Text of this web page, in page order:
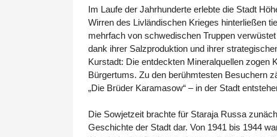
Im Laufe der Jahrhunderte erlebte die Stadt
Wirren des Livländischen Krieges hinterließen
mehrfach von schwedischen Truppen
dank ihrer Salzproduktion und ihrer
Kurstadt: Die entdeckten Mineralquellen
Bürgertums. Zu den berühmtesten Besuchern
„Die Brüder Karamasow“ – in der Stadt
Die Sowjetzeit brachte für Staraja Russa
Geschichte der Stadt dar. Von 1941 bis 1944